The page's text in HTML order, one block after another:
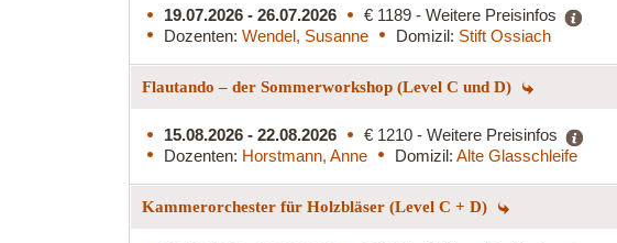
19.07.2026 - 26.07.2026
€ 1189 - Weitere Preisinfos
Dozenten: Wendel, Susanne Domizil: Stift Ossiach
Flautando – der Sommerworkshop (Level C und D)
15.08.2026 - 22.08.2026
€ 1210 - Weitere Preisinfos
Dozenten: Horstmann, Anne Domizil: Alte Glasschleife
Kammerorchester für Holzbläser (Level C + D)